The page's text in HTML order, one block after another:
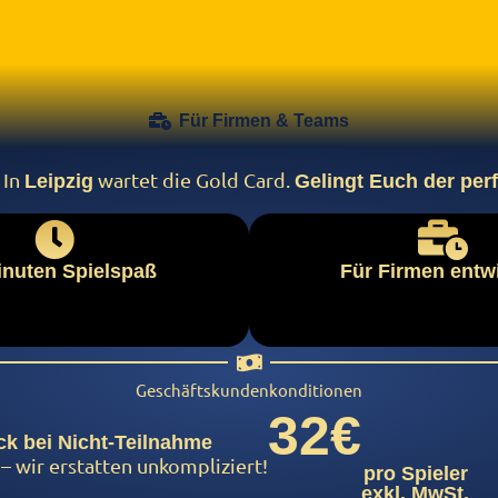
Für Firmen & Teams
Leipzig wartet die Gold Card. Gelingt Euch der
Spielspaß Für Firmen
Geschäftskundenkonditionen
bei Nicht-Teilnahme
– wir erstatten unkompliziert!32€
pro Spieler
exkl. MwSt.